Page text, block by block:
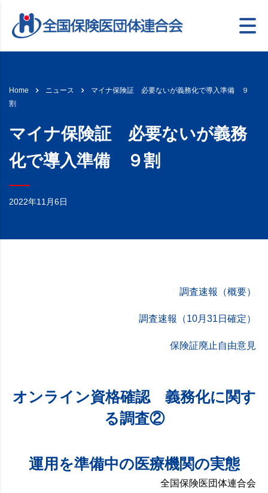
Home ニュース
マイナ保険証 必要ないが義務化で導入準備 ９
割
マイナ保険証 必要ないが義務
化で導入準備 ９割
2022年11月6日
調査速報（概要）
調査速報（10月31日確定）
保険証廃止自由意見
オンライン資格確認 義務化に関す
る調査②
運用を準備中の医療機関の実態
全国保険医団体連合会